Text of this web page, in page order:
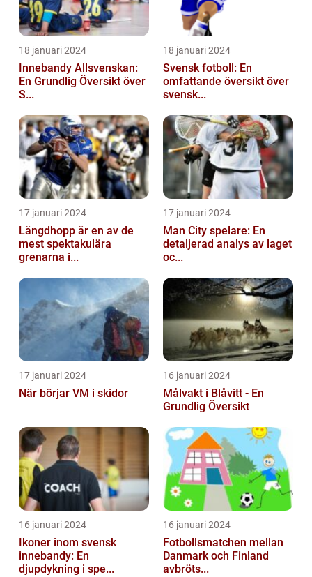
18 januari 2024
Innebandy Allsvenskan:
En Grundlig Översikt över
S...
18 januari 2024
Svensk fotboll: En
omfattande översikt över
svensk...
17 januari 2024
Längdhopp är en av de
mest spektakulära
grenarna i...
17 januari 2024
Man City spelare: En
detaljerad analys av laget
oc...
17 januari 2024
När börjar VM i skidor
16 januari 2024
Målvakt i Blåvitt - En
Grundlig Översikt
16 januari 2024
Ikoner inom svensk
innebandy: En
djupdykning i spe...
16 januari 2024
Fotbollsmatchen mellan
Danmark och Finland
avbröts...